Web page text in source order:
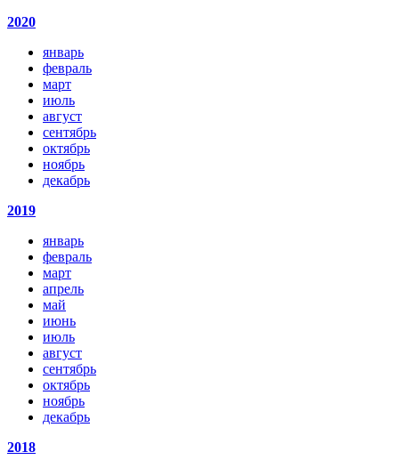
2020
январь
февраль
март
июль
август
сентябрь
октябрь
ноябрь
декабрь
2019
январь
февраль
март
апрель
май
июнь
июль
август
сентябрь
октябрь
ноябрь
декабрь
2018